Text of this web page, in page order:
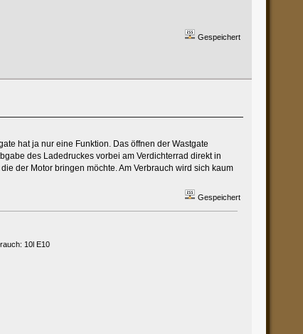
Gespeichert
hat ja nur eine Funktion. Das öffnen der Wastgate
des Ladedruckes vorbei am Verdichterrad direkt in
der Motor bringen möchte. Am Verbrauch wird sich kaum
Gespeichert
10l E10